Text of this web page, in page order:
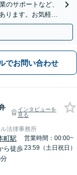
のサポートなど、
ります。お気軽に
可】
でお問い合わせ
インタビューを
見る
法律事務所
町駅
ら徒歩
営業時間：00:00~
23:59（土日祝日）